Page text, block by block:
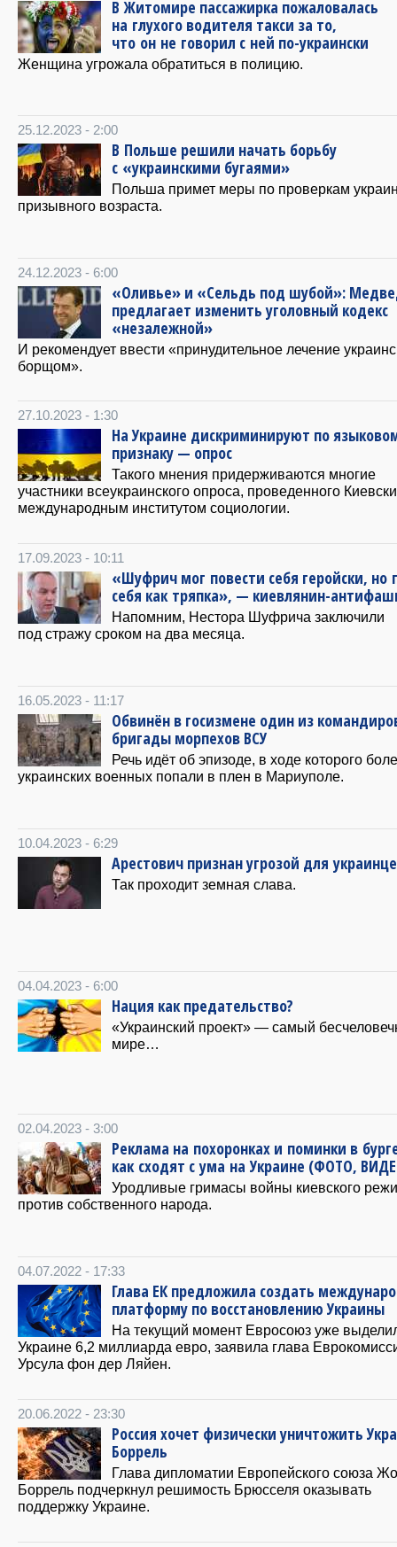
В Житомире пассажирка пожаловалась
на глухого водителя такси за то,
что он не говорил с ней по-украински
Женщина угрожала обратиться в полицию.
25.12.2023 - 2:00
В Польше решили начать борьбу
с «украинскими бугаями»
Польша примет меры по проверкам
призывного возраста.
24.12.2023 - 6:00
«Оливье» и «Сельдь под шубой»:
предлагает изменить уголовный кодекс
«незалежной»
И рекомендует ввести «принудительное лечение
борщом».
27.10.2023 - 1:30
На Украине дискриминируют по
признаку — опрос
Такого мнения придерживаются многие
участники всеукраинского опроса, проведенного
международным институтом социологии.
17.09.2023 - 10:11
«Шуфрич мог повести себя геройски, но
себя как тряпка», — киевлянин-
Напомним, Нестора Шуфрича заключили
под стражу сроком на два месяца.
16.05.2023 - 11:17
Обвинён в госизмене один из
бригады морпехов ВСУ
Речь идёт об эпизоде, в ходе которого
украинских военных попали в плен в Мариуполе.
10.04.2023 - 6:29
Арестович признан угрозой для
Так проходит земная слава.
04.04.2023 - 6:00
Нация как предательство?
«Украинский проект» — самый
мире…
02.04.2023 - 3:00
Реклама на похоронках и поминки в
как сходят с ума на Украине (ФОТО,
Уродливые гримасы войны киевского
против собственного народа.
04.07.2022 - 17:33
Глава ЕК предложила создать
платформу по восстановлению Украины
На текущий момент Евросоюз уже
Украине 6,2 миллиарда евро, заявила глава
Урсула фон дер Ляйен.
20.06.2022 - 23:30
Россия хочет физически уничтожить
Боррель
Глава дипломатии Европейского союза
Боррель подчеркнул решимость Брюсселя оказывать
поддержку Украине.